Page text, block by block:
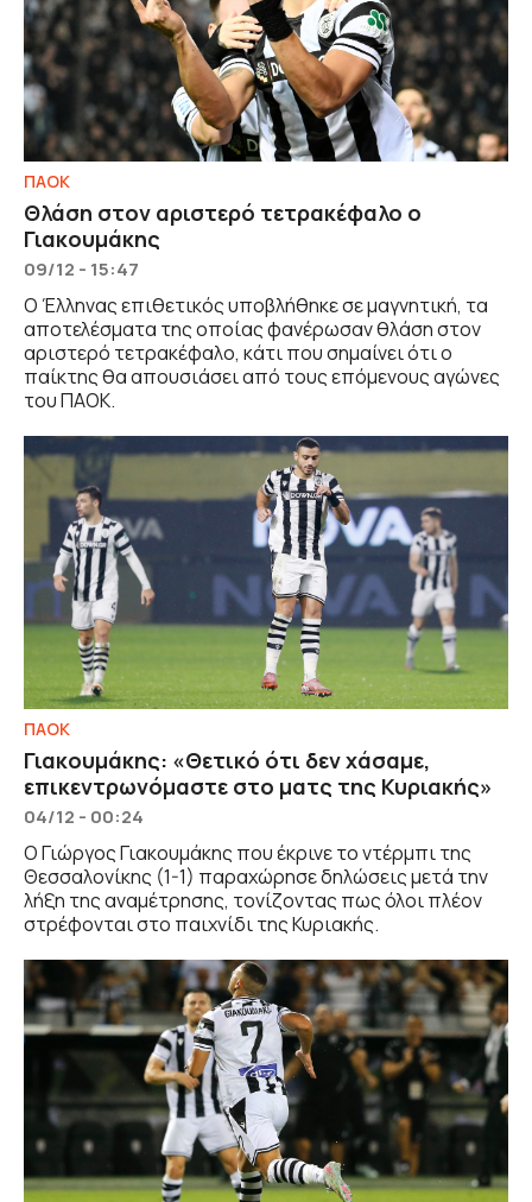
ΠΑΟΚ
Θλάση στον αριστερό τετρακέφαλο ο
Γιακουμάκης
09/12 - 15:47
Ο Έλληνας επιθετικός υποβλήθηκε σε μαγνητική, τα
αποτελέσματα της οποίας φανέρωσαν θλάση στον
αριστερό τετρακέφαλο, κάτι που σημαίνει ότι ο
παίκτης θα απουσιάσει από τους επόμενους αγώνες
του ΠΑΟΚ.
ΠΑΟΚ
Γιακουμάκης: «Θετικό ότι δεν χάσαμε,
επικεντρωνόμαστε στο ματς της Κυριακής»
04/12 - 00:24
Ο Γιώργος Γιακουμάκης που έκρινε το ντέρμπι της
Θεσσαλονίκης (1-1) παραχώρησε δηλώσεις μετά την
λήξη της αναμέτρησης, τονίζοντας πως όλοι πλέον
στρέφονται στο παιχνίδι της Κυριακής.